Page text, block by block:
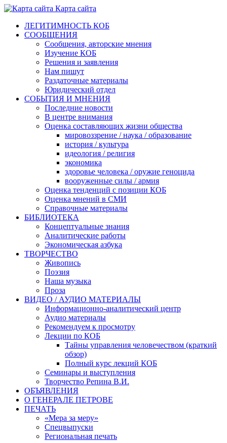
Карта сайта
ЛЕГИТИМНОСТЬ КОБ
СООБЩЕНИЯ
Сообщения, авторские мнения
Изучение КОБ
Решения и заявления
Нам пишут
Раздаточные материалы
Юридический отдел
СОБЫТИЯ И МНЕНИЯ
Последние новости
В центре внимания
Оценка составляющих жизни общества
мировоззрение / наука / образование
история / культура
идеология / религия
экономика
здоровье человека / оружие геноцида
вооруженные силы / армия
Оценка тенденций с позиции КОБ
Оценка мнений в СМИ
Справочные материалы
БИБЛИОТЕКА
Концептуальные знания
Аналитические работы
Экономическая азбука
ТВОРЧЕСТВО
Живопись
Поэзия
Наша музыка
Проза
ВИДЕО / АУДИО МАТЕРИАЛЫ
Информационно-аналитический центр
Аудио материалы
Рекомендуем к просмотру
Лекции по КОБ
Тайны управления человечеством (краткий
обзор)
Полный курс лекций КОБ
Семинары и выступления
Творчество Репина В.И.
ОБЪЯВЛЕНИЯ
О ГЕНЕРАЛЕ ПЕТРОВЕ
ПЕЧАТЬ
«Мера за меру»
Спецвыпуски
Региональная печать